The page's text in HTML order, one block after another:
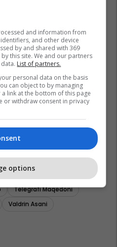
Telegrafi Maqedoni
Valdrin Asani
and information from
and other device
by and shared with 369
this site. We and our partners
List of partners.
personal data on the basis
can object to by managing
link at the bottom of this page
or withdraw consent in privacy
options